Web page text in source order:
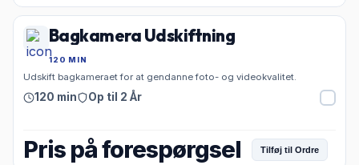
Bagkamera Udskiftning
120 MIN
Udskift bagkameraet for at gendanne foto- og videokvalitet.
120 min Op til 2 År
Pris på forespørgsel Tilføj til Ordre